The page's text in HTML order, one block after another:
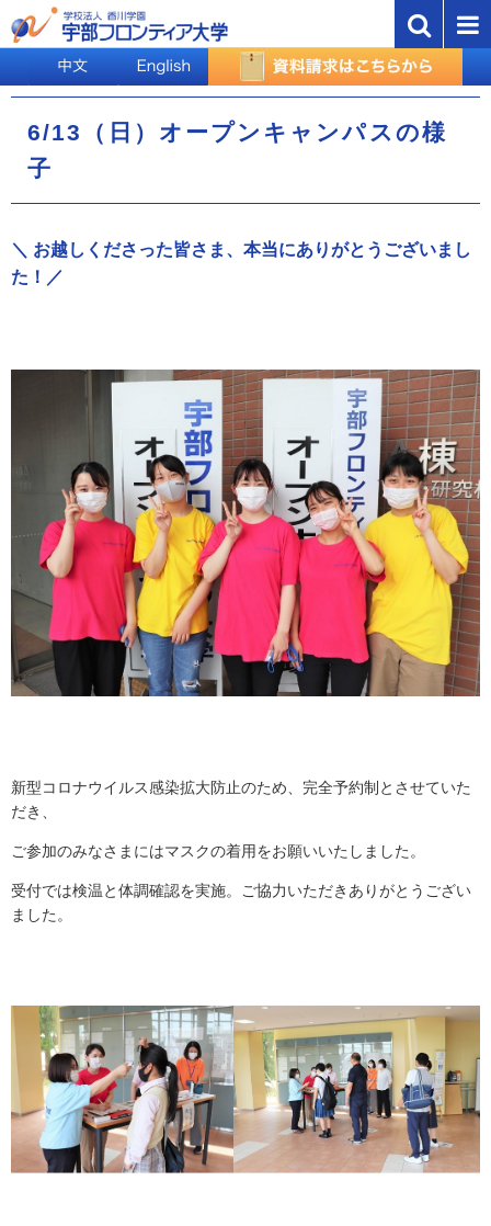
6/13（日）オープンキャンパスの様
子
＼ お越しくださった皆さま 、本当にありがとうございまし
た！／
新型コロナウイルス感染拡大防止のため、 完全予約制とさせていた
だき、
ご参加のみなさまにはマスクの着用をお願いいたしました。
受付では検温と体調確認を実施。 ご協力いただきありがとうござい
ました。